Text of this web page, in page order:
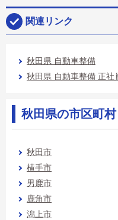
関連リンク
秋田県 自動車整備
秋田県 自動車整備 正社
秋田県の市区町
秋田市
横手市
男鹿市
鹿角市
潟上市